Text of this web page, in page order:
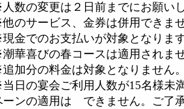
数の変更は２日前までにお願い
のサービス、金券は併用できま
金でのお支払いが対象となりま
華喜びの春コースは適用されま
加分の料金は対象となりません
日の宴会ご利用人数が15名様未
ーンの適用は できません。ご了